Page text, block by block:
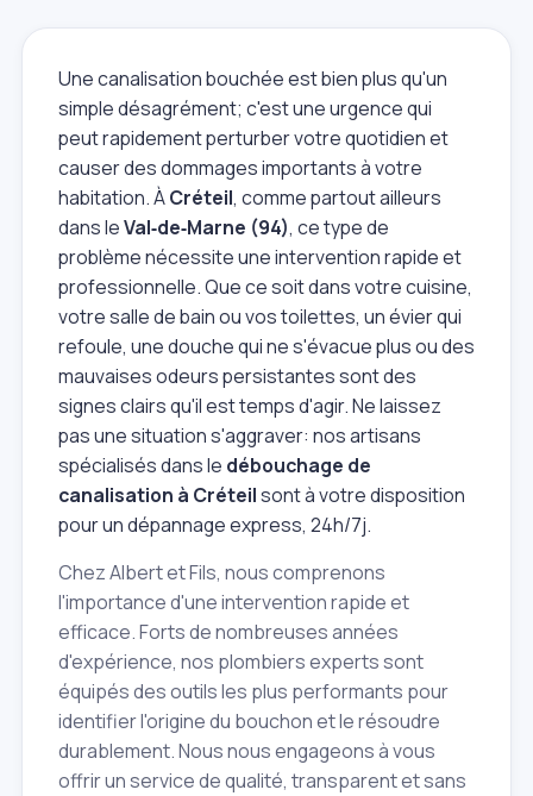
Une canalisation bouchée est bien plus qu'un
simple désagrément; c'est une urgence qui
peut rapidement perturber votre quotidien et
causer des dommages importants à votre
habitation. ÀCréteil, comme partout ailleurs
dans leVal‑de‑Marne (94), ce type de
problème nécessite une intervention rapide et
professionnelle. Que ce soit dans votre cuisine,
votre salle de bain ou vos toilettes, un évier qui
refoule, une douche qui ne s'évacue plus ou des
mauvaises odeurs persistantes sont des
signes clairs qu'il est temps d'agir. Ne laissez
pas une situation s'aggraver: nos artisans
spécialisés dans le débouchage de
canalisation à Créteilsont à votre disposition
pour un dépannage express, 24h/7j.
Chez Albert et Fils, nous comprenons
l'importance d'une intervention rapide et
efficace. Forts de nombreuses années
d'expérience, nos plombiers experts sont
équipés des outils les plus performants pour
identifier l'origine du bouchon et le résoudre
durablement. Nous nous engageons à vous
offrir un service de qualité, transparent et sans